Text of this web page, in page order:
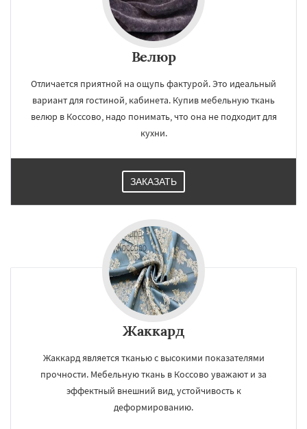
Велюр
Отличается приятной на ощупь фактурой. Это идеальный
вариант для гостиной, кабинета. Купив мебельную ткань
велюр в Коссово, надо понимать, что она не подходит для
кухни.
ЗАКАЗАТЬ
Жаккард
Жаккард является тканью с высокими показателями
прочности. Мебельную ткань в Коссово уважают и за
эффектный внешний вид, устойчивость к
деформированию.